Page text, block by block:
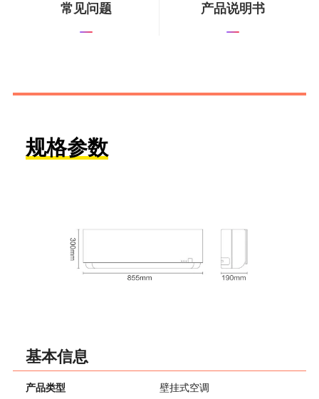
常见问题 产品说明书
规格参数
基本信息
产品类型 壁挂式空调